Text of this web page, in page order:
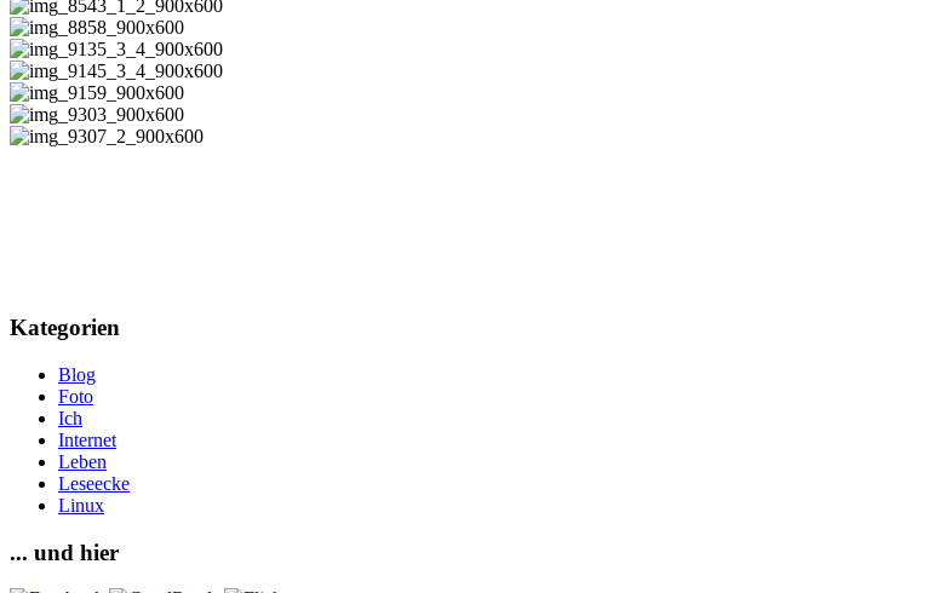
Kategorien
Blog
Foto
Ich
Internet
Leben
Leseecke
Linux
... und hier